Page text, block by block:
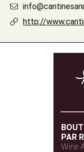
http://
PAR
Wine